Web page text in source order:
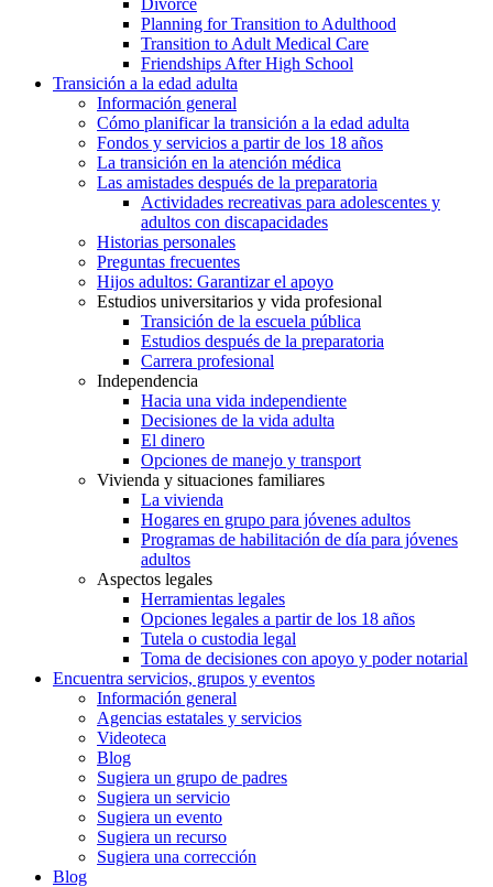
Planning for Transition to Adulthood
Transition to Adult Medical Care
Friendships After High School
Transición a la edad adulta
Información general
Cómo planificar la transición a la edad adulta
Fondos y servicios a partir de los 18 años
La transición en la atención médica
Las amistades después de la preparatoria
Actividades recreativas para adolescentes y
adultos con discapacidades
Historias personales
Preguntas frecuentes
Hijos adultos: Garantizar el apoyo
Estudios universitarios y vida profesional
Transición de la escuela pública
Estudios después de la preparatoria
Carrera profesional
Independencia
Hacia una vida independiente
Decisiones de la vida adulta
El dinero
Opciones de manejo y transport
Vivienda y situaciones familiares
La vivienda
Hogares en grupo para jóvenes adultos
Programas de habilitación de día para jóvenes
adultos
Aspectos legales
Herramientas legales
Opciones legales a partir de los 18 años
Tutela o custodia legal
Toma de decisiones con apoyo y poder notarial
Encuentra servicios, grupos y eventos
Información general
Agencias estatales y servicios
Videoteca
Blog
Sugiera un grupo de padres
Sugiera un servicio
Sugiera un evento
Sugiera un recurso
Sugiera una corrección
Blog